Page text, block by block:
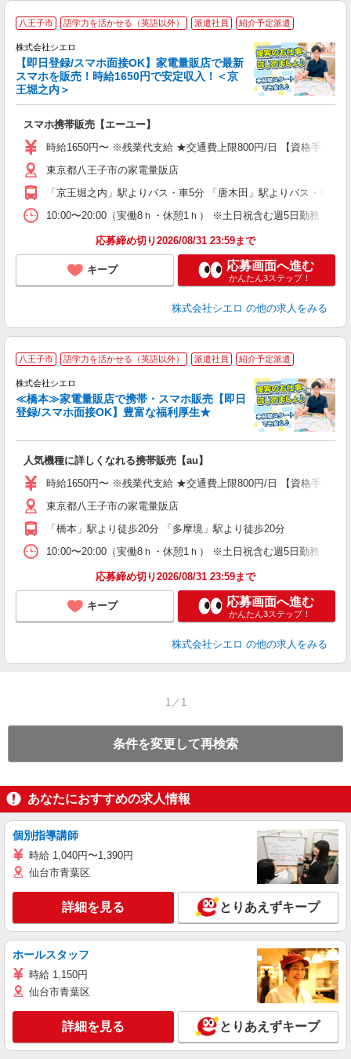
八王子市 語学力を活かせる（英語以外） 派遣社員 紹介予定派遣
株式会社シエロ
【即日登録/スマホ面接OK】家電量販店で最新
スマホを販売！時給1650円で安定収入！＜京
王堀之内＞
スマホ携帯販売【エーユー】
時給1650円〜 ※残業代支給 ★交通費上限800円/日 【資格手当制
東京都八王子市の家電量販店
「京王堀之内」駅よりバス・車5分 「唐木田」駅よりバス・車5分
10:00〜20:00（実働8ｈ・休憩1ｈ） ※土日祝含む週5日勤務
応募締め切り2026/08/31 23:59まで
キープ 応募画面へ進む
かんたん3ステップ！
株式会社シエロ の他の求人をみる
八王子市 語学力を活かせる（英語以外） 派遣社員 紹介予定派遣
株式会社シエロ
≪橋本≫家電量販店で携帯・スマホ販売【即日
登録/スマホ面接OK】豊富な福利厚生★
人気機種に詳しくなれる携帯販売【au】
時給1650円〜 ※残業代支給 ★交通費上限800円/日 【資格手当制
東京都八王子市の家電量販店
「橋本」駅より徒歩20分 「多摩境」駅より徒歩20分
10:00〜20:00（実働8ｈ・休憩1ｈ） ※土日祝含む週5日勤務
応募締め切り2026/08/31 23:59まで
キープ 応募画面へ進む
かんたん3ステップ！
株式会社シエロ の他の求人をみる
1／1
条件を変更して再検索
あなたにおすすめの求人情報
個別指導講師
時給 1,040円〜1,390円
仙台市青葉区
詳細を見る とりあえずキープ
ホールスタッフ
時給 1,150円
仙台市青葉区
詳細を見る とりあえずキープ